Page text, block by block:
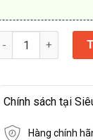
Thùng gạo mặt
Chính sách tại
Hàng chính